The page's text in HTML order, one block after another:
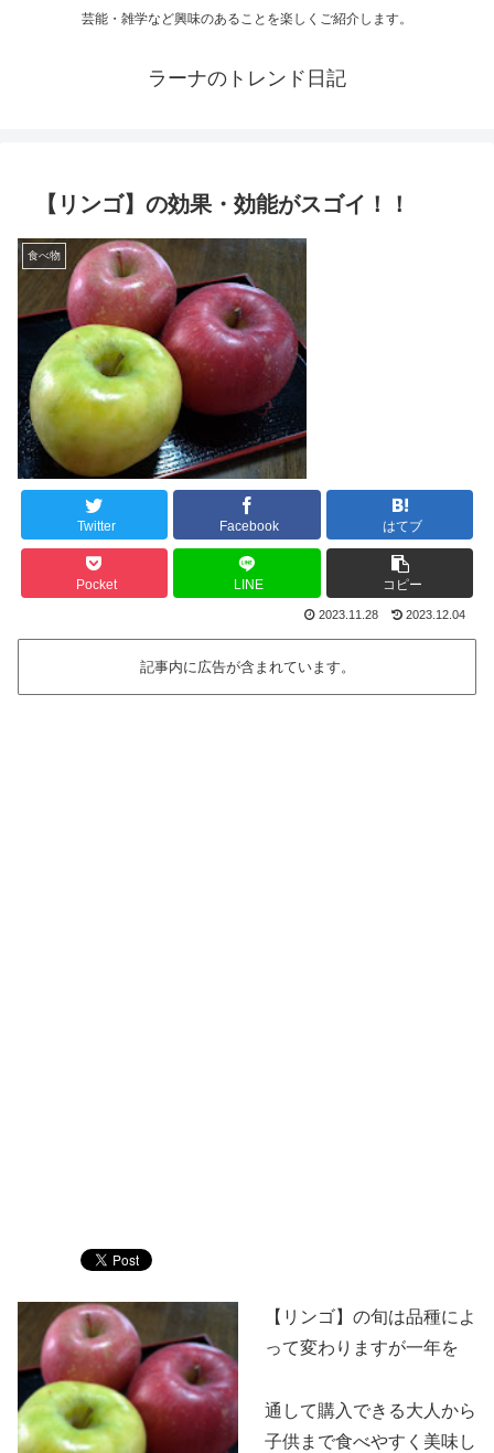
芸能・雑学など興味のあることを楽しくご紹介します。
ラーナのトレンド日記
【リンゴ】の効果・効能がスゴイ！！
食べ物
Twitter Facebook はてブ
Pocket LINE コピー
2023.11.28 2023.12.04
記事内に広告が含まれています。
【リンゴ】の旬は品種によ
って変わりますが一年を
通して購入できる大人から
子供まで食べやすく美味し